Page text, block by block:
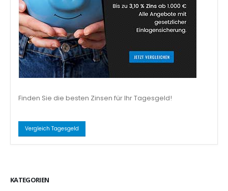
Finden Sie die besten Zinsen für Ihr Tagesgeld!
Vergleich Tagesgeld
KATEGORIEN